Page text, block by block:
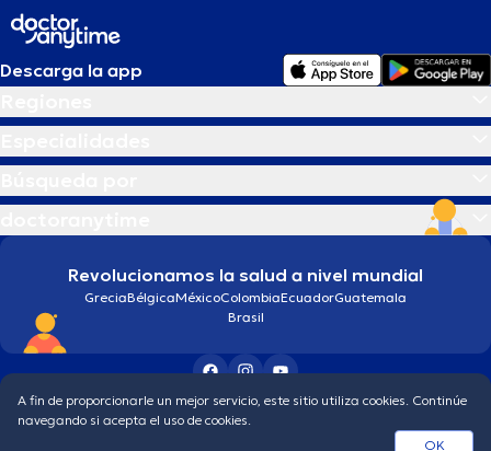
Descarga la app
Revolucionamos la salud a nivel mundial
GreciaBélgicaMéxicoColombiaEcuadorGuatemala
Brasil
Condiciones generales
Política de protección de los datos personales
A fin de proporcionarle un mejor servicio, este sitio utiliza cookies. Continúe
navegando si acepta el uso de cookies.
OK